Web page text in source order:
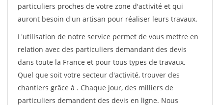
particuliers proches de votre zone d'activité et qui
auront besoin d'un artisan pour réaliser leurs travaux.
L'utilisation de notre service permet de vous mettre en
relation avec des particuliers demandant des devis
dans toute la France et pour tous types de travaux.
Quel que soit votre secteur d'activité, trouver des
chantiers grâce à . Chaque jour, des milliers de
particuliers demandent des devis en ligne. Nous